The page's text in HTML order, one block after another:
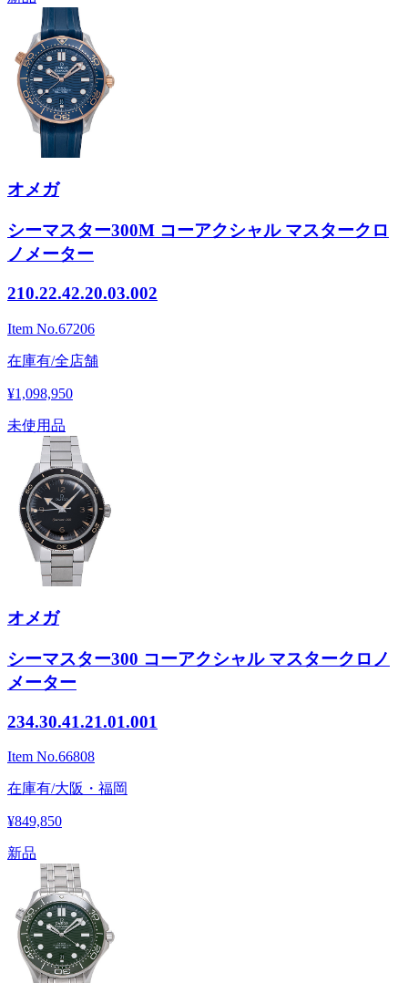
オメガ
シーマスター300M コーアクシャル マスタークロ
ノメーター
210.22.42.20.03.002
Item No.67206
在庫有/全店舗
¥1,098,950
未使用品
オメガ
シーマスター300 コーアクシャル マスタークロノ
メーター
234.30.41.21.01.001
Item No.66808
在庫有/大阪・福岡
¥849,850
新品